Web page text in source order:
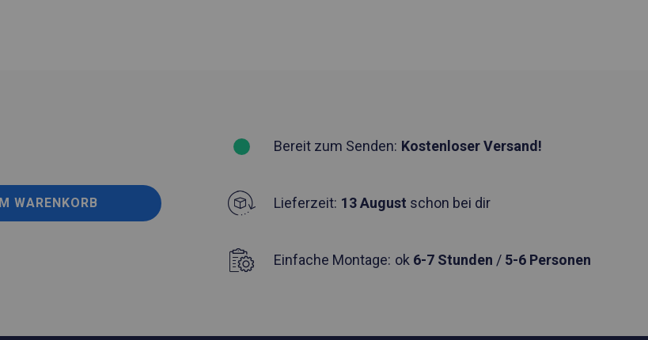
WARENKORB
Bereit zum Senden: Kostenloser Versand!
Lieferzeit: 13 August schon bei dir
Einfache Montage: ok 6-7 Stunden / 5-6 Personen